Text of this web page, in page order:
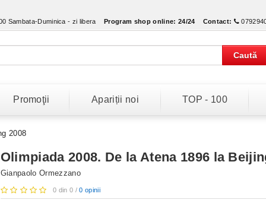
Sambata-Duminica - zi libera Program shop online: 24/24 Contact:
Caută
Promoţii Apariții noi TOP - 100
2008
Olimpiada 2008. De la Atena 1896 la
Gianpaolo Ormezzano
0 din 0 /0 opinii